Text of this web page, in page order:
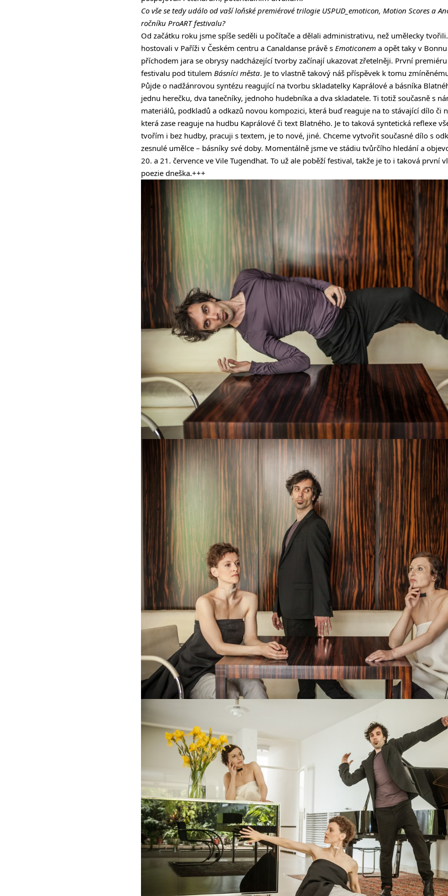
Co vše se tedy událo od vaší loňské premiérové trilogie USPUD_emoticon, Motion Scores a
ročníku ProART festivalu?
Od začátku roku jsme spíše seděli u počítače a dělali administrativu, než umělecky
hostovali v Paříži v Českém centru a Canaldanse právě s Emoticonem a opět taky v
příchodem jara se obrysy nadcházející tvorby začínají ukazovat zřetelněji. První
festivalu pod titulem Básníci města. Je to vlastně takový náš příspěvek k tomu
Půjde o nadžánrovou syntézu reagující na tvorbu skladatelky Kaprálové a básníka
jednu herečku, dva tanečníky, jednoho hudebníka a dva skladatele. Ti totiž současně s
materiálů, podkladů a odkazů novou kompozici, která buď reaguje na to stávající dílo či
která zase reaguje na hudbu Kaprálové či text Blatného. Je to taková syntetická reflexe
tvořím i bez hudby, pracuji s textem, je to nové, jiné. Chceme vytvořit současné dílo s
zesnulé umělce – básníky své doby. Momentálně jsme ve stádiu tvůrčího hledání a
20. a 21. července ve Vile Tugendhat. To už ale poběží festival, takže je to i taková první
poezie dneška.+++